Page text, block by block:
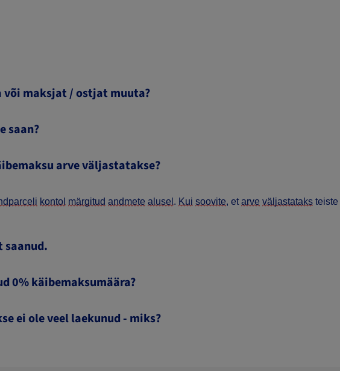
maksjat / ostjat muuta?
saan?
arve väljastatakse?
kontol märgitud andmete alusel . Kui soovite, etarve väljastataks teiste
saanud.
0% käibemaksumäära?
ei ole veel laekunud - miks?